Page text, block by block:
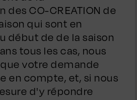
des CO-CREATION de
qui sont en
début de de la saison
tous les cas, nous
votre demande
en compte, et, si nous
d'y répondre